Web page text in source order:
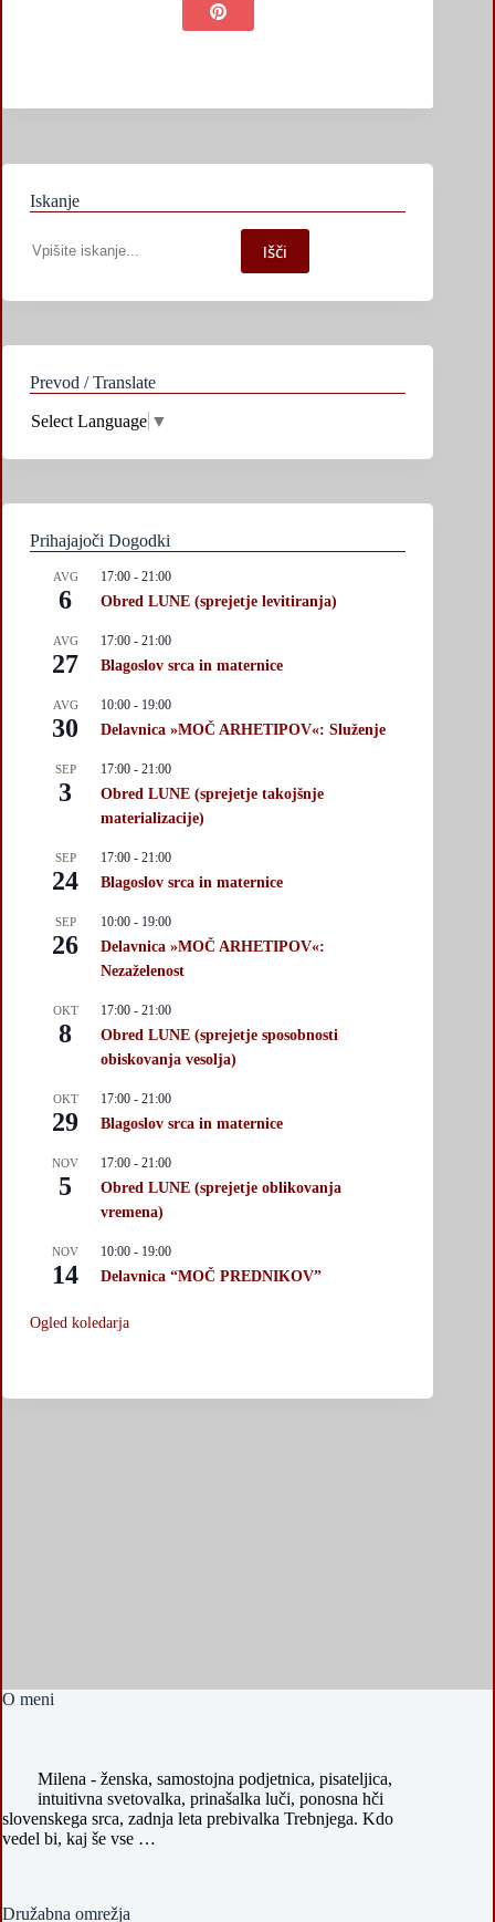
Iskanje
po
Išči
Prevod / Translate
Select Language ▼
Prihajajoči Dogodki
AVG
6
17:00 - 21:00
Obred LUNE (sprejetje levitiranja)
AVG
27
17:00 - 21:00
Blagoslov srca in maternice
AVG
30
10:00 - 19:00
Delavnica »MOČ ARHETIPOV«: Služenje
SEP
3
17:00 - 21:00
Obred LUNE (sprejetje takojšnje
materializacije)
SEP
24
17:00 - 21:00
Blagoslov srca in maternice
SEP
26
10:00 - 19:00
Delavnica »MOČ ARHETIPOV«:
Nezaželenost
OKT
8
17:00 - 21:00
Obred LUNE (sprejetje sposobnosti
obiskovanja vesolja)
OKT
29
17:00 - 21:00
Blagoslov srca in maternice
NOV
5
17:00 - 21:00
Obred LUNE (sprejetje oblikovanja
vremena)
NOV
14
10:00 - 19:00
Delavnica “MOČ PREDNIKOV”
Ogled koledarja
O meni
Milena - ženska, samostojna podjetnica, pisateljica,
intuitivna svetovalka, prinašalka luči, ponosna hči
slovenskega srca, zadnja leta prebivalka Trebnjega. Kdo
vedel bi, kaj še vse …
Družabna omrežja